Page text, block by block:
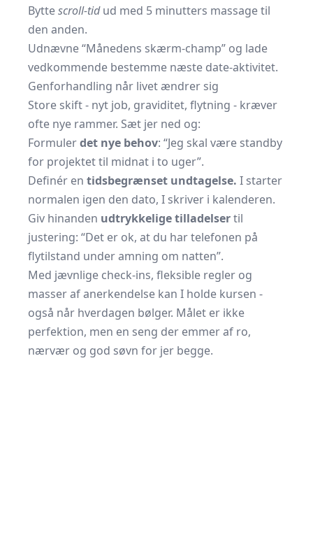
Byttescroll-tidud med 5 minutters massage til
den anden.
Udnævne “Månedens skærm-champ” og lade
vedkommende bestemme næste date-aktivitet.
Genforhandling når livet ændrer sig
Store skift - nyt job, graviditet, flytning - kræver
ofte nye rammer. Sæt jer ned og:
Formulerdet nye behov: “Jeg skal være standby
for projektet til midnat i to uger”.
Definér en tidsbegrænset undtagelse. I starter
normalen igen den dato, I skriver i kalenderen.
Giv hinanden udtrykkelige tilladelsertil
justering: “Det er ok, at du har telefonen på
flytilstand under amning om natten”.
Med jævnlige check-ins, fleksible regler og
masser af anerkendelse kan I holde kursen -
også når hverdagen bølger. Målet er ikke
perfektion, men en seng der emmer af ro,
nærvær og god søvn for jer begge.